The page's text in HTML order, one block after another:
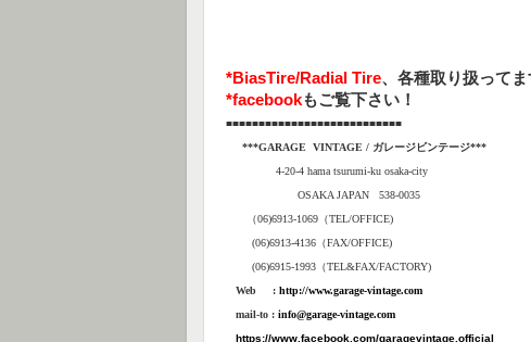
*BiasTire/Radial Tire、各種取り扱ってま
*facebookもご覧下さい！
■■■■■■■■■■■■■■■■■■■■■■■■■■■
***GARAGE VINTAGE / ガレージビンテージ***
4-20-4 hama tsurumi-ku osaka-city
OSAKA JAPAN 538-0035
（06)6913-1069（TEL/OFFICE)
(06)6913-4136 （FAX/OFFICE)
(06)6915-1993 （TEL&FAX/FACTORY)
Web : http://www.garage-vintage.com
mail-to : info@garage-vintage.com
https://www.facebook.com/garagevintage.official